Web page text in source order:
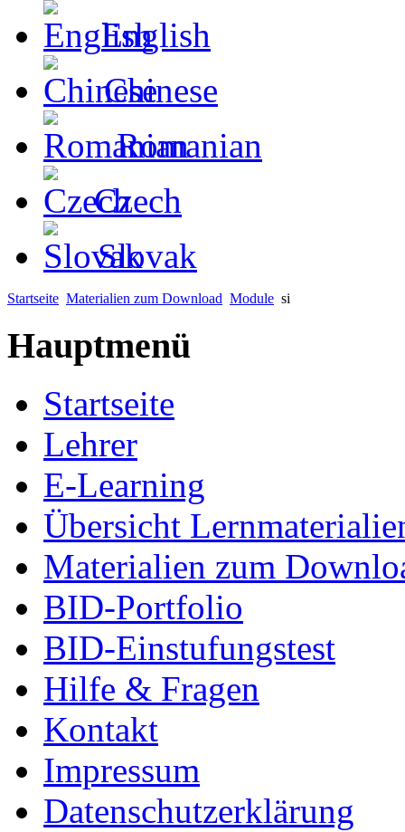
English
Chinese
Romanian
Czech
Slovak
Startseite Materialien zum Download Module si
Hauptmenü
Startseite
Lehrer
E-Learning
Übersicht
Materialien zum
BID-Portfolio
BID-Einstufungstest
Hilfe & Fragen
Kontakt
Impressum
Datenschutzerklärung